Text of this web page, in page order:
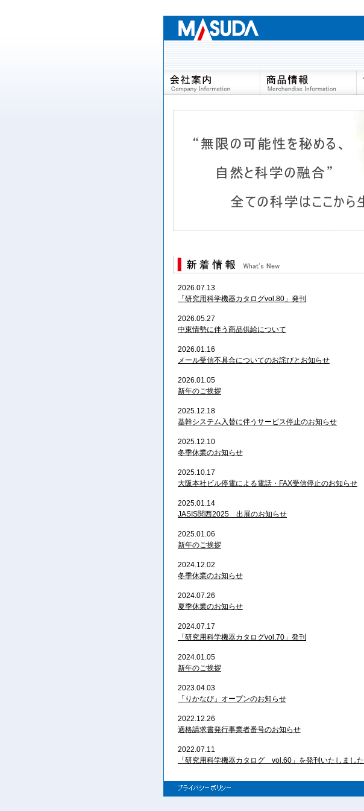
環境への取り組みについ
2026.07.13
「研究用科学機器カタログvol.80」発刊
2026.05.27
中東情勢に伴う商品供給について
2026.01.16
メール受信不具合についてのお詫びとお知らせ
2026.01.05
新年のご挨拶
2025.12.18
基幹システム入替に伴うサービス停止のお知らせ
2025.12.10
冬季休業のお知らせ
2025.10.17
大阪本社ビル停電による電話・FAX受信停止のお知らせ
2025.01.14
JASIS関西2025 出展のお知らせ
2025.01.06
新年のご挨拶
2024.12.02
冬季休業のお知らせ
2024.07.26
夏季休業のお知らせ
2024.07.17
「研究用科学機器カタログvol.70」発刊
2024.01.05
新年のご挨拶
2023.04.03
「りかなび」オープンのお知らせ
2022.12.26
適格請求書発行事業者番号のお知らせ
2022.07.11
「研究用科学機器カタログ vol.60」を発刊いたしました